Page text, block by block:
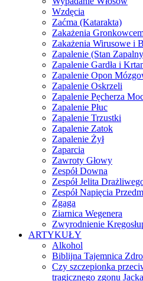
Wzdęcia
Zaćma (Katarakta)
Zakażenia
Zakażenia Wirusowe i
Zapalenie (Stan
Zapalenie Gardła i
Zapalenie Opon
Zapalenie Oskrzeli
Zapalenie Pęcherza
Zapalenie Płuc
Zapalenie Trzustki
Zapalenie Zatok
Zapalenie Żył
Zaparcia
Zawroty Głowy
Zespół Downa
Zespół Jelita
Zespół Napięcia
Zgaga
Ziarnica Wegenera
Zwyrodnienie
ARTYKUŁY
Alkohol
Biblijna Tajemnica
Czy szczepionka
tragicznego zgonu